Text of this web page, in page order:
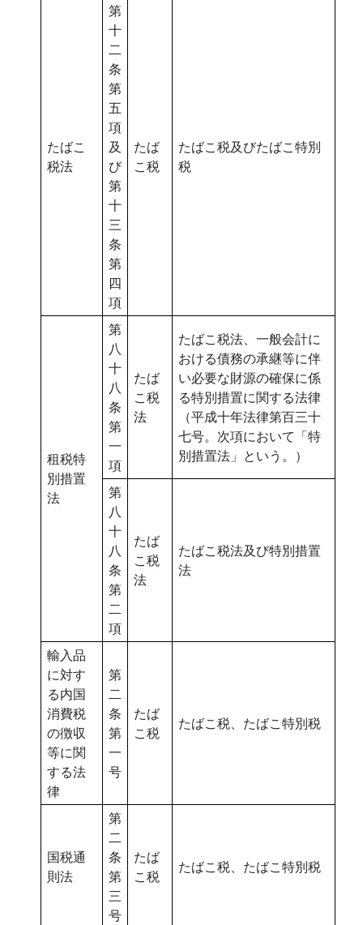
たばこ
税法
第
十
二
条
第
五
項
及
び
第
十
三
条
第
四
項
たば
こ税
たばこ税及びたばこ特別
税
租税特
別措置
法
第
八
十
八
条
第
一
項
たば
こ税
法
たばこ税法、一般会計に
おける債務の承継等に伴
い必要な財源の確保に係
る特別措置に関する法律
（平成十年法律第百三十
七号。次項において「特
別措置法」という。）
第
八
十
八
条
第
二
項
たば
こ税
法
たばこ税法及び特別措置
法
輸入品
に対す
る内国
消費税
の徴収
等に関
する法
律
第
二
条
第
一
号
たば
こ税
たばこ税、たばこ特別税
国税通
則法
第
二
条
第
三
号
たば
こ税
たばこ税、たばこ特別税